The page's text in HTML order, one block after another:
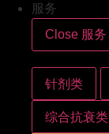
服务
Close 服务
针剂类
综合抗衰类